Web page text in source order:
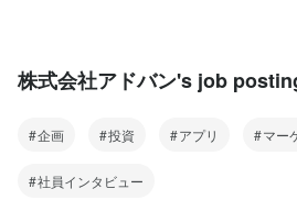
株式会社アドバン's job
企画 投資 アプリ マー
社員インタビュー